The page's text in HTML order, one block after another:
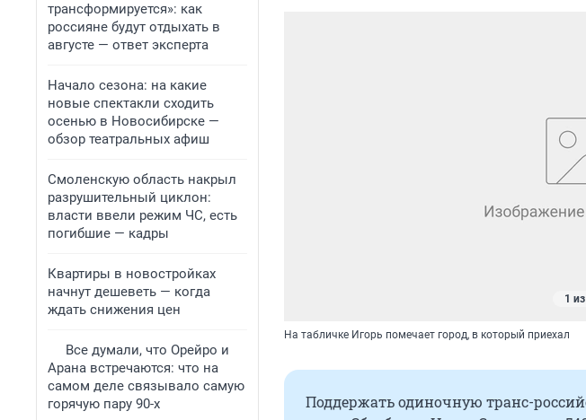
трансформируется»: как
россияне будут отдыхать в
августе — ответ эксперта
Начало сезона: на какие
новые спектакли сходить
осенью в Новосибирске —
обзор театральных афиш
Смоленскую область накрыл
разрушительный циклон:
власти ввели режим ЧС, есть
погибшие — кадры
Квартиры в новостройках
начнут дешеветь — когда
ждать снижения цен
Все думали, что Орейро и
Арана встречаются: что на
самом деле связывало самую
горячую пару 90-х
1
На табличке Игорь помечает город, в который приехал
Поддержать одиночную транс-